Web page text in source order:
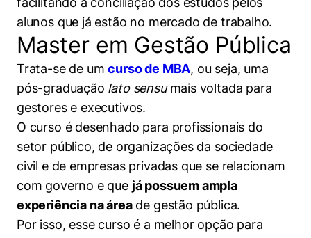
alunos que já estão no mercado de trabalho.
Master em Gestão Pública
Trata-se de umcurso de MBA, ou seja, uma
pós-graduação lato sensumais voltada para
gestores e executivos.
O curso é desenhado para profissionais do
setor público, de organizações da sociedade
civil e de empresas privadas que se relacionam
com governo e que já possuem ampla
experiência na áreade gestão pública.
Por isso, esse curso é a melhor opção para